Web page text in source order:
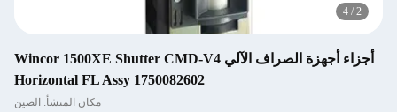
2
/
4
أجزاء أجهزة الصراف الآلي Wincor 1500XE Shutter CMD-V4
Horizontal FL Assy 1750082602
مكان المنشأ: الصين